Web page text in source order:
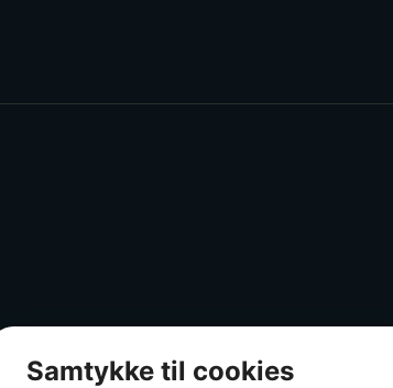
Samtykke til cookies